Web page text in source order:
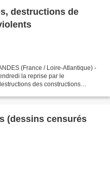
destructions de
(France / Loire-Atlantique) -
la reprise par le
des constructions
(dessins censurés